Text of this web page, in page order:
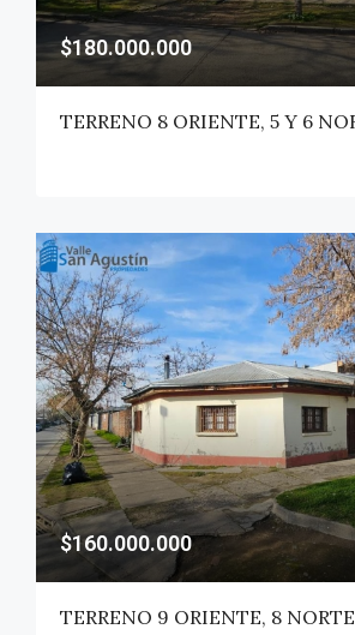
$180.000.000
TERRENO 8 ORIENTE, 5 Y 6
$160.000.000
TERRENO 9 ORIENTE, 8